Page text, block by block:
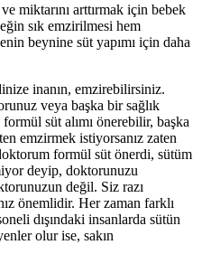
miktarını arttırmak için bebek
sık emzirilmesi hem
beynine süt yapımı için daha
inanın, emzirebilirsiniz.
veya başka bir sağlık
süt alımı önerebilir, başka
emzirmek istiyorsanız zaten
formül süt önerdi, sütüm
deyip, doktorunuzu
değil. Siz razı
önemlidir. Her zaman farklı
dışındaki insanlarda sütün
olur ise, sakın